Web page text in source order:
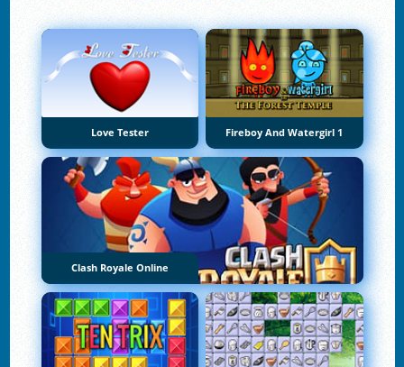
Love Tester Fireboy And Watergirl 1
Clash Royale Online